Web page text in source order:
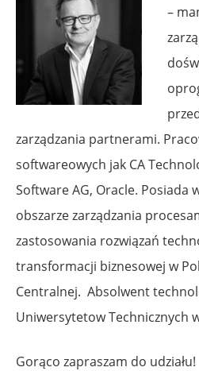
–
zarządzania partnerami.
softwareowych jak CA
Software AG, Oracle. Posiada
obszarze zarządzania
zastosowania rozwiązań
transformacji biznesowej w
Centralnej. Absolwent
Uniwersytetow Technicznych
Gorąco zapraszam do udziału!